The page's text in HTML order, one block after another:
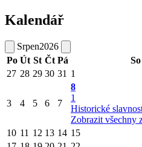
Kalendář
Srpen2026
Po Út St Čt Pá So
27 28 29 30 31 1
3 4 5 6 7
8
1
Historické
Zobrazit všechny
10 11 12 13 14 15